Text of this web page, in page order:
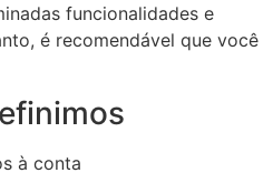
funcionalidades e
é recomendável que você
à conta